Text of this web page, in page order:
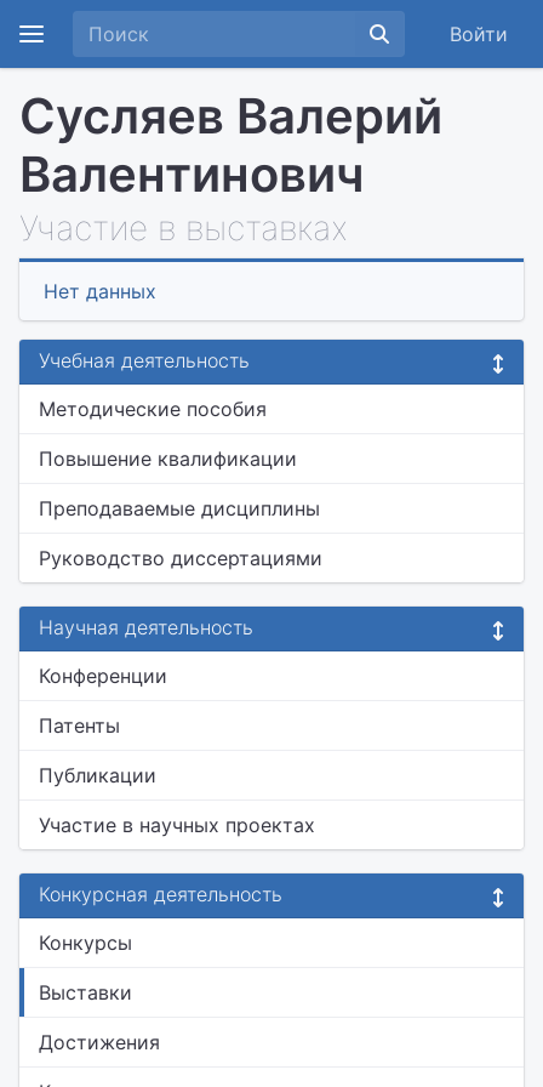
Войти
Сусляев Валерий
Валентинович
Участие в выставках
Нет данных
Учебная деятельность
Методические пособия
Повышение квалификации
Преподаваемые дисциплины
Руководство диссертациями
Научная деятельность
Конференции
Патенты
Публикации
Участие в научных проектах
Конкурсная деятельность
Конкурсы
Выставки
Достижения